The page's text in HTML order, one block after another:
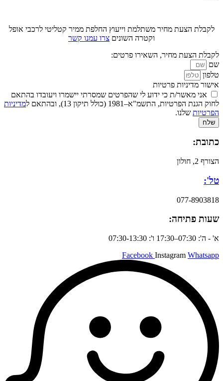
לקבלת הצעת מחיר משתלמת וייעוץ החלפת ממיר קטליטי לרכבי אופל
וקטרה השונים צרו עמנו קשר
לקבלת הצעת מחיר, השאירו פרטים:
שם
טלפון
אישור מדיניות פרטיות
אני מאשר/ת כי ידוע לי שהפרטים שמסרתי יישמרו ויעובדו בהתאם
לחוק הגנת הפרטיות, התשמ"א–1981 (כולל תיקון 13), ובהתאם ל
מדיניות
הפרטיות שלנו.
שלח
כתובת:
הצורף 2, חולון
טל':
077-8903818
שעות פתיחה:
א' - ה': 07:30–17:30 ו': 07:30-13:30
Facebook Instagram Whatsapp